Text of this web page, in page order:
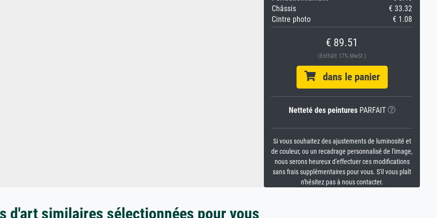
Châssis
€ 33.32
Cintre photo
€ 1.08
€ 89.51
(Enthält 17% MwSt.)
dans le panier
Netteté des peinturesPARFAIT
Si vous souhaitez des ajustements de luminosité et
de couleur, ou un recadrage personnalisé de l'image,
nous serons heureux d'effectuer ces modifications
sans frais supplémentaires pour vous. S'il vous plaît
n'hésitez pas à nous contacter.
d'art similaires sélectionnées pour vous